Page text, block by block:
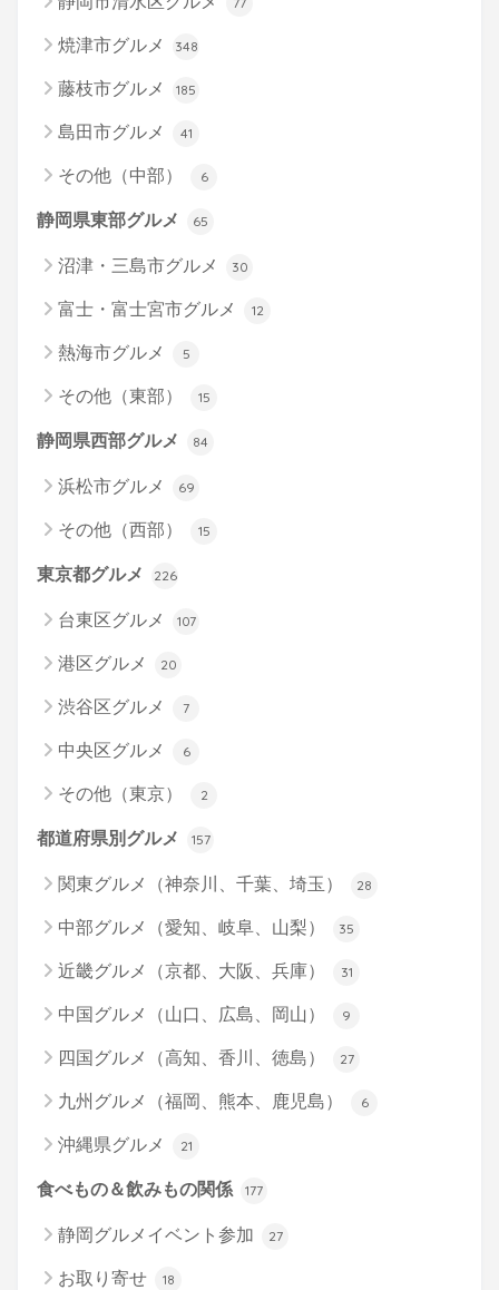
焼津市グルメ 348
藤枝市グルメ 185
島田市グルメ 41
その他（中部） 6
静岡県東部グルメ 65
沼津・三島市グルメ 30
富士・富士宮市グルメ 12
熱海市グルメ 5
その他（東部） 15
静岡県西部グルメ 84
浜松市グルメ 69
その他（西部） 15
東京都グルメ 226
台東区グルメ 107
港区グルメ 20
渋谷区グルメ 7
中央区グルメ 6
その他（東京） 2
都道府県別グルメ 157
関東グルメ（神奈川、千葉、埼玉） 28
中部グルメ（愛知、岐阜、山梨） 35
近畿グルメ（京都、大阪、兵庫） 31
中国グルメ（山口、広島、岡山） 9
四国グルメ（高知、香川、徳島） 27
九州グルメ（福岡、熊本、鹿児島） 6
沖縄県グルメ 21
食べもの＆飲みもの関係 177
静岡グルメイベント参加 27
お取り寄せ 18